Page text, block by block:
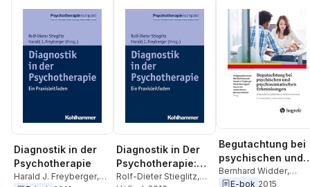
Diagnostik in der
Psychotherapie
Harald J. Freyberger,
Diagnostik in Der
Psychotherapie:
Ein Praxisleitfaden
Rolf-Dieter Stieglitz,
Begutachtung bei
psychischen und
Bernhard Widder,
Volker Kollner,
E-bok 2015